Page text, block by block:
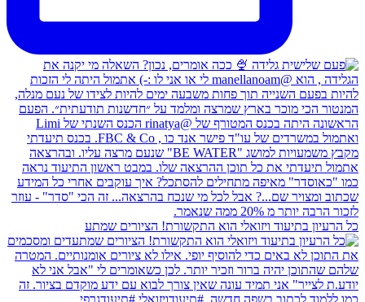
כל הרעיון בתיעוד ויזואלי הוא התקשורת! הציורים שמתע